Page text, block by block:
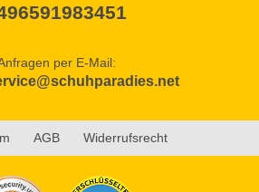
per E-Mail:
AGB Widerrufsrecht